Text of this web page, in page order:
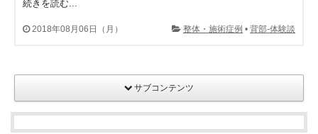
続きを読む...
2018年08月06日（月） 整体・施術症例 • 背部-体験談
サブコンテンツ